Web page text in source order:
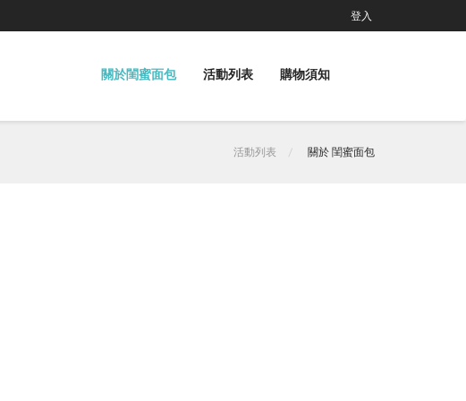
登入
關於閨蜜面包 活動列表 購物須知
活動列表 關於 閨蜜面包